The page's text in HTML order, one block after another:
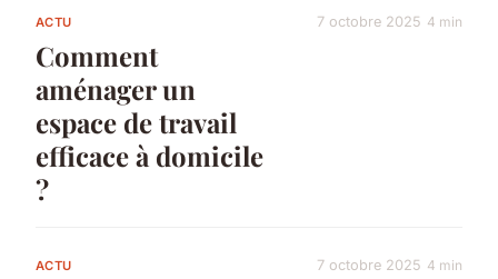
ACTU
Comment
aménager un
espace de travail
efficace à domicile
?
7 octobre 2025 4 min
ACTU 7 octobre 2025 4 min